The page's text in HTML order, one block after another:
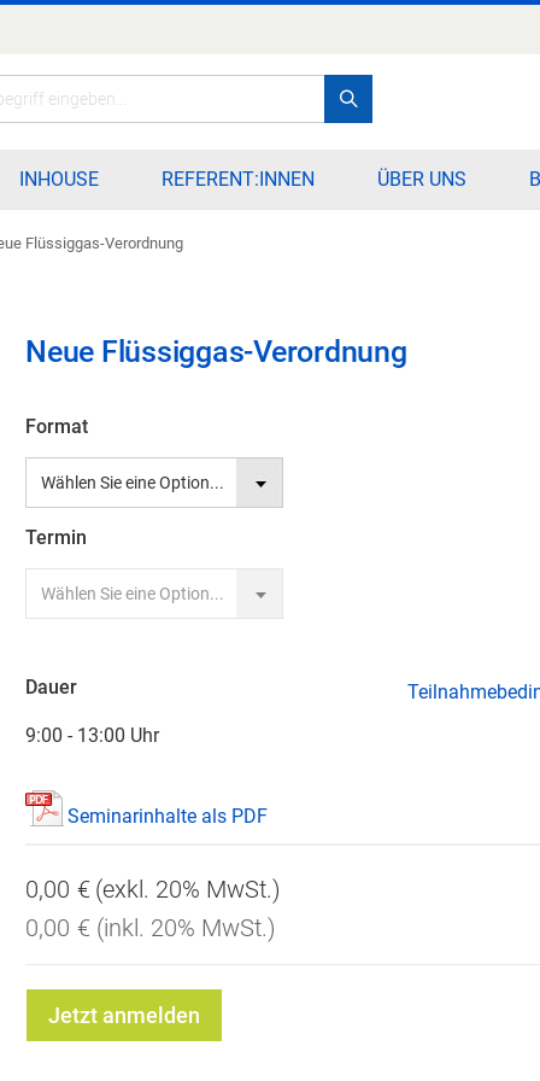
INHOUSE REFERENT:INNEN ÜBER UNS
Flüssiggas-Verordnung
Neue Flüssiggas-Verordnung
Format
Termin
Dauer
9:00 - 13:00 Uhr
Seminarinhalte als PDF
0,00 €
0,00 €
Jetzt anmelden